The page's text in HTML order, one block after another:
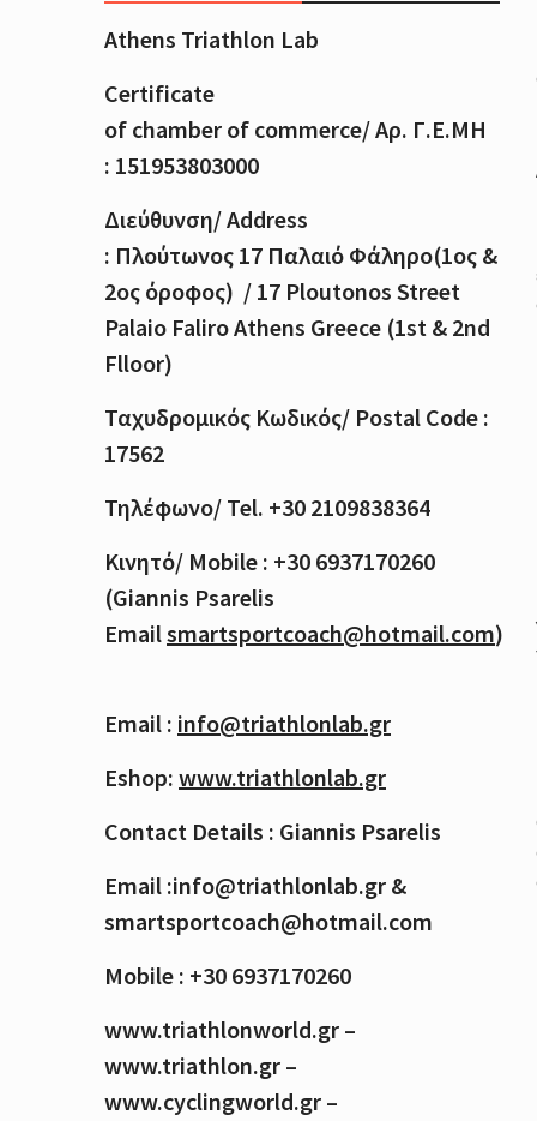
Athens Triathlon Lab
Certificate
of chamber of commerce/Αρ. Γ.Ε.ΜΗ
: 151953803000
Διεύθυνση/ Address
: Πλούτωνος 17 Παλαιό Φάληρο(1ος &
2ος όροφος) / 17 Ploutonos Street
Palaio Faliro Athens Greece (1st & 2nd
Flloor)
Ταχυδρομικός Κωδικός/ Postal Code :
17562
Τηλέφωνο/ Tel. +30 2109838364
Κινητό/ Mobile : +30 6937170260
(Giannis Psarelis
Emailsmartsportcoach@hotmail.com)
Email : info@triathlonlab.gr
Eshop: www.triathlonlab.gr
Contact Details : Giannis Psarelis
Email :info@triathlonlab.gr &
smartsportcoach@hotmail.com
Mobile : +30 6937170260
www.triathlonworld.gr –
www.triathlon.gr –
www.cyclingworld.gr –